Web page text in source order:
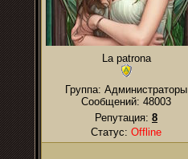
La patrona
Группа: Администраторы
Сообщений: 48003
Репутация: 8
Статус: Offline